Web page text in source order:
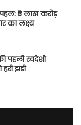
₹5 लाख करोड़
का लक्ष्य
पहली स्वदेशी
झंडी